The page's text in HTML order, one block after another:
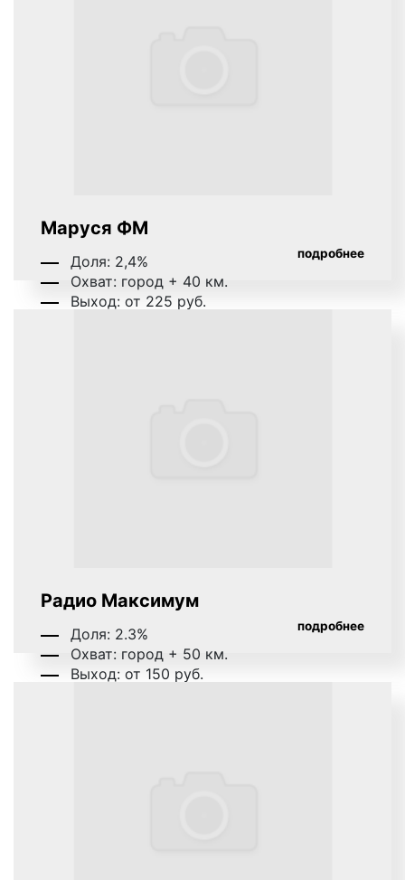
Маруся ФМ
Доля: 2,4%
Охват: город + 40 км.
Выход: от 225 руб.
подробнее
Радио Максимум
Доля: 2.3%
Охват: город + 50 км.
Выход: от 150 руб.
подробнее